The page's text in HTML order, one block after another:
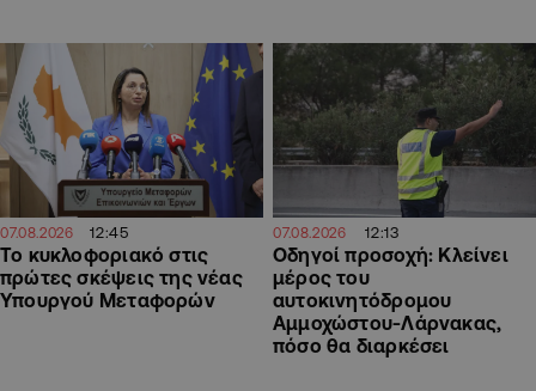
07.08.2026 12:45
Το κυκλοφοριακό στις
πρώτες σκέψεις της νέας
Υπουργού Μεταφορών
07.08.2026 12:13
Οδηγοί προσοχή: Κλείνει
μέρος του
αυτοκινητόδρομου
Αμμοχώστου-Λάρνακας,
πόσο θα διαρκέσει